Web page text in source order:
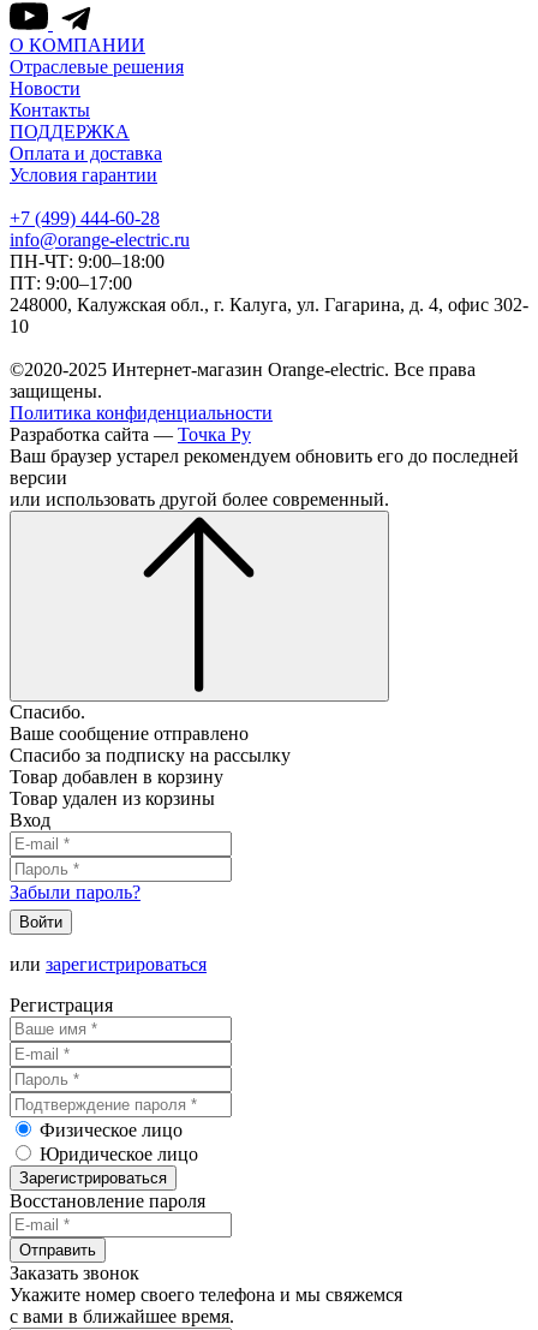
О КОМПАНИИ
Отраслевые решения
Новости
Контакты
ПОДДЕРЖКА
Оплата и доставка
Условия гарантии
+7 (499) 444-60-28
info@orange-electric.ru
ПН-ЧТ: 9:00–18:00
ПТ: 9:00–17:00
248000, Калужская обл., г. Калуга, ул. Гагарина, д. 4, офис 302-
10
©2020-2025 Интернет-магазин Orange-electric. Все права
защищены.
Политика конфиденциальности
Разработка сайта — Точка Ру
Ваш браузер устарел рекомендуем обновить его до последней
версии
или использовать другой более современный.
Спасибо.
Ваше сообщение отправлено
Спасибо за подписку на рассылку
Товар добавлен в корзину
Товар удален из корзины
Вход
Забыли пароль?
Войти
или зарегистрироваться
Регистрация
Физическое лицо
Юридическое лицо
Зарегистрироваться
Восстановление пароля
Отправить
Заказать звонок
Укажите номер своего телефона и мы свяжемся
с вами в ближайшее время.